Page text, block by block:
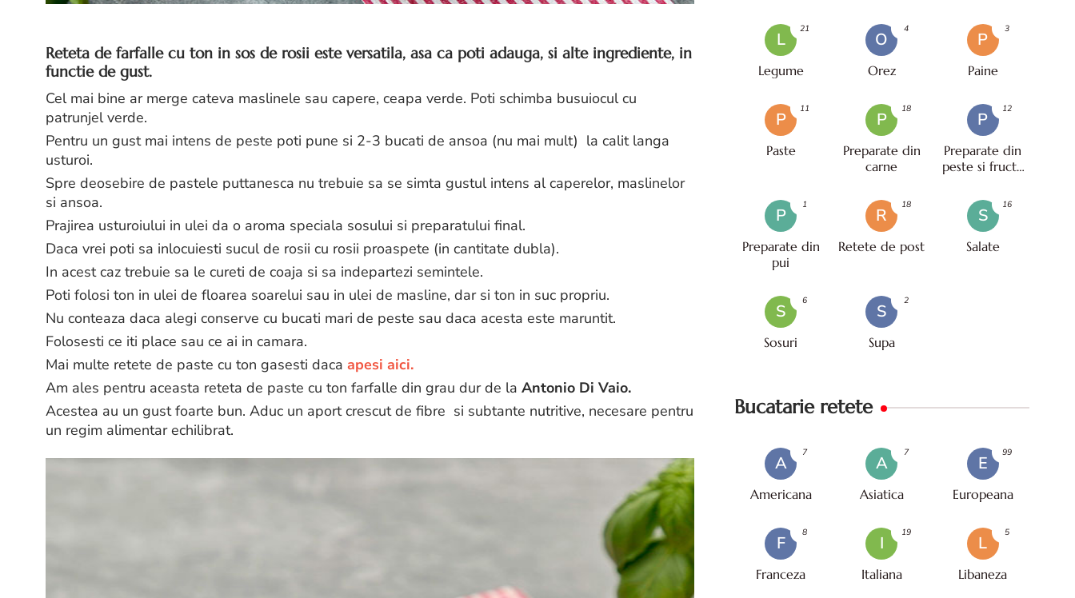
Reteta de farfalle cu ton in sos de rosii este versatila, asa ca poti adauga, si alte ingrediente, in
functie de gust.
Cel mai bine ar merge cateva maslinele sau capere, ceapa verde. Poti schimba busuiocul cu
patrunjel verde.
Pentru un gust mai intens de peste poti pune si 2-3 bucati de ansoa (nu mai mult) la calit langa
usturoi.
Spre deosebire de pastele puttanesca nu trebuie sa se simta gustul intens al caperelor, maslinelor
si ansoa.
Prajirea usturoiului in ulei da o aroma speciala sosului si preparatului final.
Daca vrei poti sa inlocuiesti sucul de rosii cu rosii proaspete (in cantitate dubla).
In acest caz trebuie sa le cureti de coaja si sa indepartezi semintele.
Poti folosi ton in ulei de floarea soarelui sau in ulei de masline, dar si ton in suc propriu.
Nu conteaza daca alegi conserve cu bucati mari de peste sau daca acesta este maruntit.
Folosesti ce iti place sau ce ai in camara.
Mai multe retete de paste cu ton gasesti daca apesi aici.
Am ales pentru aceasta reteta de paste cu ton farfalle din grau dur de la Antonio Di Vaio.
Acestea au un gust foarte bun. Aduc un aport crescut de fibre si subtante nutritive, necesare pentru
un regim alimentar echilibrat.
L
Legume
21
O
Orez
4
P
Paine
3
P
Paste
11
P
Preparate din
carne
18
P
Preparate din
peste si fructe
12
P
Preparate din
pui
1
R
Retete de post
18
S
Salate
16
S
Sosuri
6
S
Supa
2
Bucatarie retete
A
Americana
7
A
Asiatica
7
E
Europeana
99
F
Franceza
8
I
Italiana
19
L
Libaneza
5